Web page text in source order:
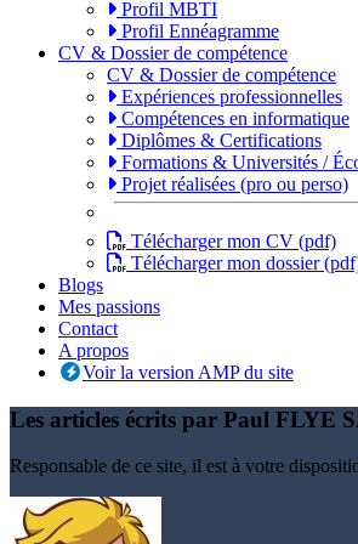
Profil MBTI
Profil Ennéagramme
CV & Dossier de compétence
CV & Dossier de compétence
Expériences professionnelles
Compétences en informatique
Diplômes & Certifications
Formations & Universités /
Projet réalisées (pro ou perso)
Télécharger mon CV (pdf)
Télécharger mon dossier
Blogs
Mes passions
Contact
A propos
Voir la version AMP du site
Les articles écrits par Paul FLYE
Responsable de ce site, il est à votre